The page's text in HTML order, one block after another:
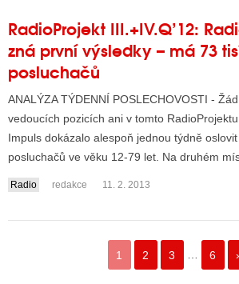
RadioProjekt III.+IV.Q’12:
zná první výsledky – má 73
posluchačů
ANALÝZA TÝDENNÍ POSLECHOVOSTI -
vedoucích pozicích ani v tomto
Impuls dokázalo alespoň jednou týdně
posluchačů ve věku 12-79 let. Na druhém
Frekvenc...
Radio redakce 11. 2. 2013
1 2 3 6